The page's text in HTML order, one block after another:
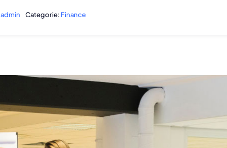
admin Categorie: Finance